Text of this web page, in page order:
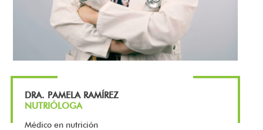
DRA. PAMELA RAMÍREZ
NUTRIÓLOGA
Médico en nutrición